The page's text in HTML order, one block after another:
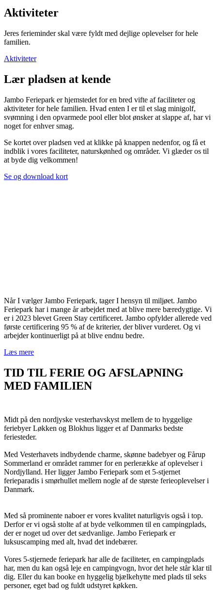
Aktiviteter
Jeres ferieminder skal være fyldt med dejlige oplevelser for hele
familien.
Aktiviteter
Lær pladsen at kende
Jambo Feriepark er hjemstedet for en bred vifte af faciliteter og
aktiviteter for hele familien. Hvad enten I er til et slag minigolf,
svømning i den opvarmede pool eller blot ønsker at slappe af, har vi
noget for enhver smag.
Se kortet over pladsen ved at klikke på knappen nedenfor, og få et
indblik i vores faciliteter, naturskønhed og områder. Vi glæder os til
at byde dig velkommen!
Se og download kort
Når I vælger Jambo Feriepark, tager I hensyn til miljøet. Jambo
Feriepark har i mange år arbejdet med at blive mere bæredygtige. Vi
er i 2023 blevet Green Stay certificeret. Jambo opfylder allerede ved
første certificering 95 % af de kriterier, der bliver vurderet. Og vi
arbejder kontinuerligt på at blive endnu bedre.
Læs mere
TID TIL FERIE OG AFSLAPNING
MED FAMILIEN
Midt på den nordjyske vesterhavskyst mellem de to hyggelige
feriebyer Løkken og Blokhus ligger et af Danmarks bedste
feriesteder.
Med Vesterhavets indbydende charme, skønne badebyer og Fårup
Sommerland er området rammer for en perlerække af oplevelser i
Nordjylland. Her ligger Jambo Feriepark som et 5-stjernet
ferieparadis i smørhullet mellem nogle af de største ferieoplevelser i
Danmark.
Med så prominente naboer er vores kvalitet naturligvis også i top.
Derfor er vi også stolte af at byde velkommen til en campingplads,
der er noget ud over det sædvanlige. Jambo Feriepark er
luksuscamping med alt, hvad det indebærer.
Vores 5-stjernede feriepark har alle de faciliteter, en campingplads
har, men du kan også leje en campingvogn, hvor det hele står klar til
dig. Eller du kan booke en hyggelig bjælkehytte med plads til seks
personer, eget bad og fuldt udstyret køkken.